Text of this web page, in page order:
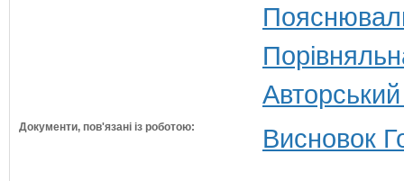
Документи, пов'язані із роботою: Висновок